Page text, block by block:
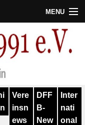
MENU
Vere
insn
ews
DFF
B-
New
Inter
nati
onal